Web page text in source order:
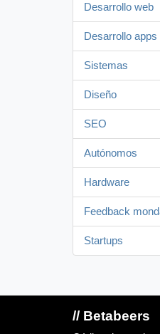
Desarrollo web
Desarrollo apps
Sistemas
Diseño
SEO
Autónomos
Hardware
Feedback
Startups
// Betabeers